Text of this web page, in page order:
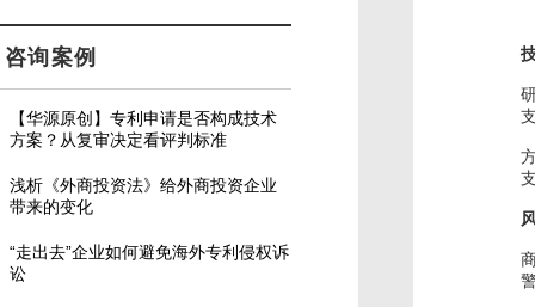
咨询案例
【华源原创】专利申请是否构成技术
方案？从复审决定看评判标准
浅析《外商投资法》给外商投资企业
带来的变化
“走出去”企业如何避免海外专利侵权诉
讼